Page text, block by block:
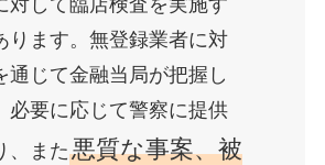
対して臨店検査を実施す
ります。無登録業者に対
通じて金融当局が把握し
必要に応じて警察に提供
、また悪質な事案、被